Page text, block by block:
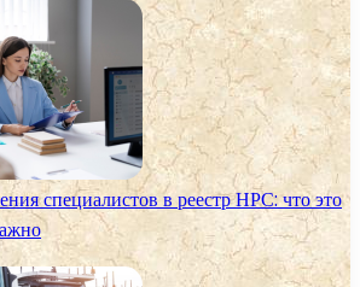
специалистов в реестр НРС: что это